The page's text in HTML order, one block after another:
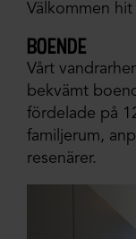
Välkommen
boende
Vårt
bekvämt
fördelade på
familjerum,
resenärer.